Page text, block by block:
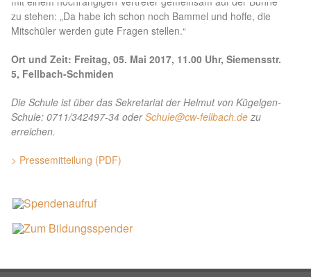
zu stehen: „Da habe ich schon noch Bammel und hoffe, die
Mitschüler werden gute Fragen stellen.“
Ort und Zeit: Freitag, 05. Mai 2017, 11.00 Uhr, Siemensstr.
5, Fellbach-Schmiden
Die Schule ist über das Sekretariat der Helmut von Kügelgen-
Schule: 0711/342497-34 oderSchule@cw-fellbach.de zu
erreichen.
> Pressemitteilung (PDF)